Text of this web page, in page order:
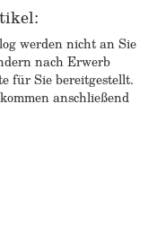
werden nicht an Sie
nach Erwerb
für Sie bereitgestellt.
anschließend